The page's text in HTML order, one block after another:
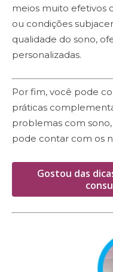
meios muito efetivos
ou condições
qualidade do sono,
personalizadas.
Por fim, você pode
práticas
problemas com
pode contar com os
Gostou das